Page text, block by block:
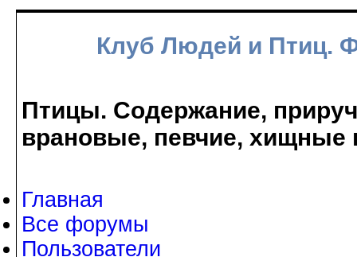
Клуб Людей и Птиц.
Птицы. Содержание,
врановые, певчие, хищные
Главная
Все форумы
Пользователи